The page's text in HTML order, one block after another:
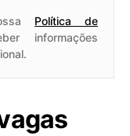
Política de
informações